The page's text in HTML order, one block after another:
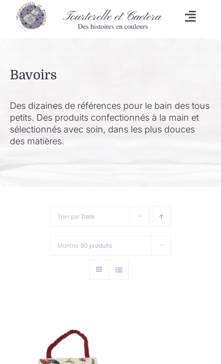
Passer
contenu
Lingettes
Bavoirs
Bavoirs
Des dizaines de références pour le bain des tous
petits. Des produits confectionnés à la main et
sélectionnés avec soin, dans les plus douces
des matières.
Trier par Date
Montrer 50 produits